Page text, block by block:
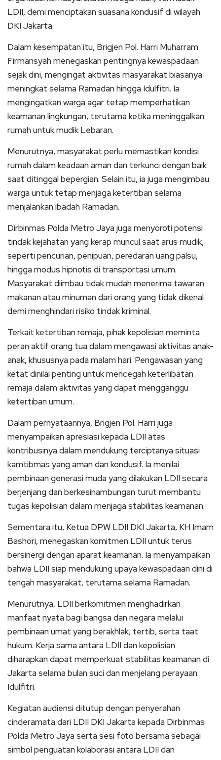
LDII, demi menciptakan suasana kondusif di wilayah
DKI Jakarta.
Dalam kesempatan itu, Brigjen Pol. Harri Muharram
Firmansyah menegaskan pentingnya kewaspadaan
sejak dini, mengingat aktivitas masyarakat biasanya
meningkat selama Ramadan hingga Idulfitri. Ia
mengingatkan warga agar tetap memperhatikan
keamanan lingkungan, terutama ketika meninggalkan
rumah untuk mudik Lebaran.
Menurutnya, masyarakat perlu memastikan kondisi
rumah dalam keadaan aman dan terkunci dengan baik
saat ditinggal bepergian. Selain itu, ia juga mengimbau
warga untuk tetap menjaga ketertiban selama
menjalankan ibadah Ramadan.
Dirbinmas Polda Metro Jaya juga menyoroti potensi
tindak kejahatan yang kerap muncul saat arus mudik,
seperti pencurian, penipuan, peredaran uang palsu,
hingga modus hipnotis di transportasi umum.
Masyarakat diimbau tidak mudah menerima tawaran
makanan atau minuman dari orang yang tidak dikenal
demi menghindari risiko tindak kriminal.
Terkait ketertiban remaja, pihak kepolisian meminta
peran aktif orang tua dalam mengawasi aktivitas anak-
anak, khususnya pada malam hari. Pengawasan yang
ketat dinilai penting untuk mencegah keterlibatan
remaja dalam aktivitas yang dapat mengganggu
ketertiban umum.
Dalam pernyataannya, Brigjen Pol. Harri juga
menyampaikan apresiasi kepada LDII atas
kontribusinya dalam mendukung terciptanya situasi
kamtibmas yang aman dan kondusif. Ia menilai
pembinaan generasi muda yang dilakukan LDII secara
berjenjang dan berkesinambungan turut membantu
tugas kepolisian dalam menjaga stabilitas keamanan.
Sementara itu, Ketua DPW LDII DKI Jakarta, KH Imam
Bashori, menegaskan komitmen LDII untuk terus
bersinergi dengan aparat keamanan. Ia menyampaikan
bahwa LDII siap mendukung upaya kewaspadaan dini di
tengah masyarakat, terutama selama Ramadan.
Menurutnya, LDII berkomitmen menghadirkan
manfaat nyata bagi bangsa dan negara melalui
pembinaan umat yang berakhlak, tertib, serta taat
hukum. Kerja sama antara LDII dan kepolisian
diharapkan dapat memperkuat stabilitas keamanan di
Jakarta selama bulan suci dan menjelang perayaan
Idulfitri.
Kegiatan audiensi ditutup dengan penyerahan
cinderamata dari LDII DKI Jakarta kepada Dirbinmas
Polda Metro Jaya serta sesi foto bersama sebagai
simbol penguatan kolaborasi antara LDII dan